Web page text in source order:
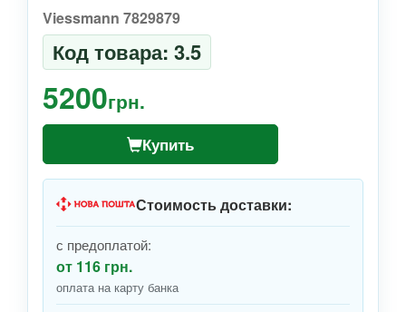
Viessmann 7829879
Код товара: 3.5
5200грн.
Купить
Стоимость доставки:
с предоплатой:
от 116 грн.
оплата на карту банка